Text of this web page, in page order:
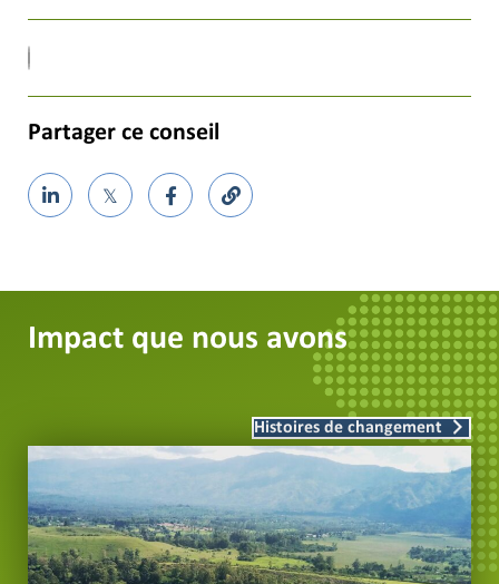
Partager ce conseil
𝕏
Impact que nous avons
Histoires de changement